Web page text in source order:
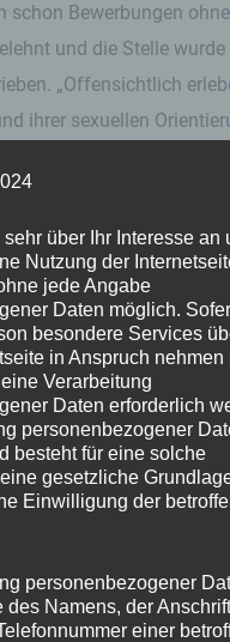
schon Bewerbungen
und die Stelle
„Offensichtlich
ihrer sexuellen
dem Gespräch. „Das geht
denn diese Menschen
Böses, sondern nur ein
Leben führen. Und der
Ich war schockiert als
haben wie ihnen Ärzte
zu hoch dosierte Hormone
zu dramatischen
geführt hat.“
Vorstandsmitglied und
der Stadt Koblenz, auf
über Ihr Interesse an
Nutzung der
jede Angabe
Daten möglich.
besondere Services
in Anspruch nehmen
Verarbeitung
Daten erforderlich
personenbezogener
besteht für eine solche
gesetzliche
Einwilligung der
personenbezogener
Namens, der
einer